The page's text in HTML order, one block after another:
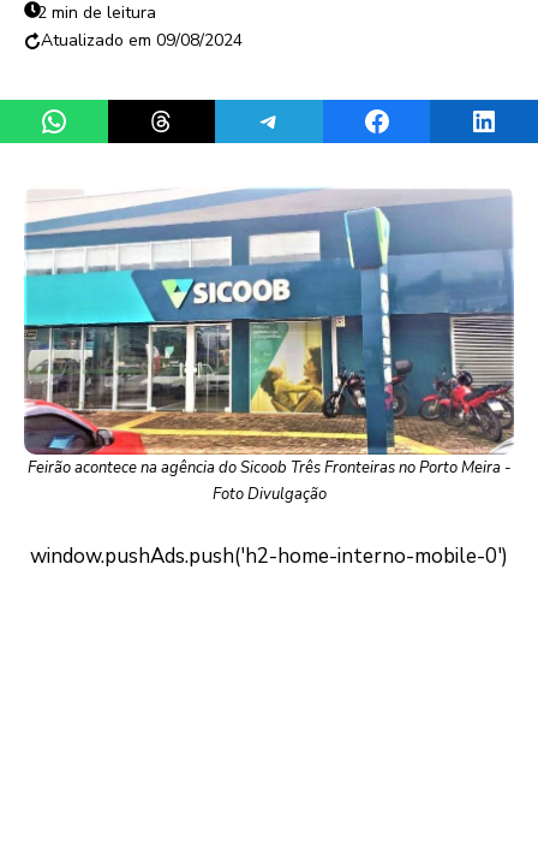
2 min de leitura
09/08/2024
Share on WhatsAppShare on ThreadsShare on TelegramShare on Facebook
Feirão acontece na agência do Sicoob Três Fronteiras no Porto Meira -
Foto Divulgação